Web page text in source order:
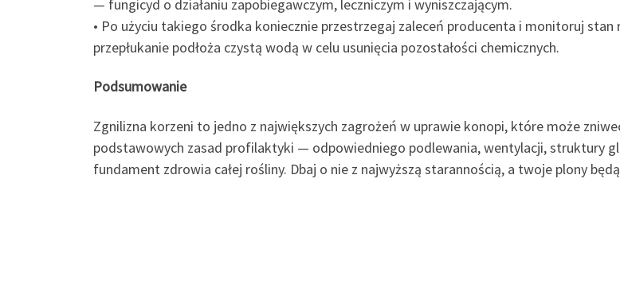
— fungicyd o działaniu zapobiegawczym, leczniczym i wyniszczającym.
• Po użyciu takiego środka koniecznie przestrzegaj zaleceń producenta i monitoruj
przepłukanie podłoża czystą wodą w celu usunięcia pozostałości chemicznych.
Podsumowanie
Zgnilizna korzeni to jedno z największych zagrożeń w uprawie konopi, które może
podstawowych zasad profilaktyki — odpowiedniego podlewania, wentylacji, struktury
fundament zdrowia całej rośliny. Dbaj o nie z najwyższą starannością, a twoje plony